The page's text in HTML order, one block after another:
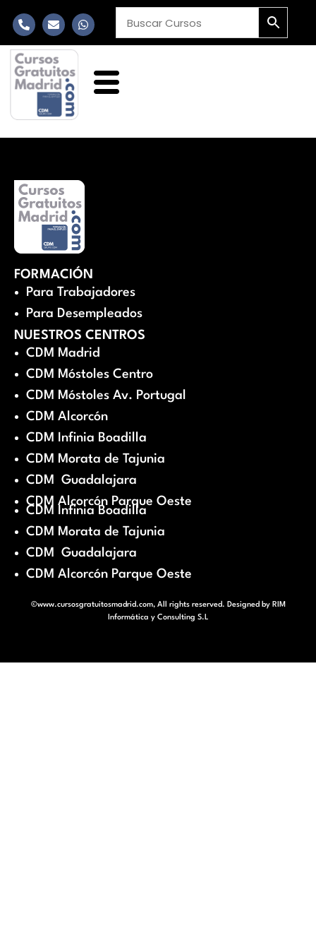
FORMACIÓN
Para Trabajadores
Para Desempleados
NUESTROS CENTROS
CDM Madrid
CDM Móstoles Centro
CDM Móstoles Av. Portugal
CDM Alcorcón
CDM Infinia Boadilla
CDM Morata de Tajunia
CDM Guadalajara
CDM Alcorcón Parque Oeste
CDM Infinia Boadilla
CDM Morata de Tajunia
CDM Guadalajara
CDM Alcorcón Parque Oeste
©www.cursosgratuitosmadrid.com, All rights reserved. Designed by RIM
Informática y Consulting S.L